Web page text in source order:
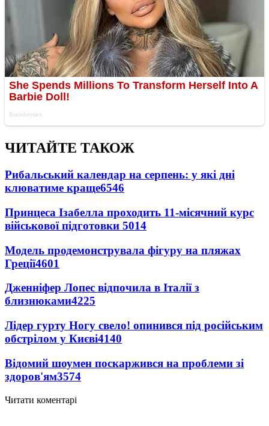
ЧИТАЙТЕ ТАКОЖ
Рибальський календар на серпень: у які дні
клюватиме краще6546
Принцеса Ізабелла проходить 11-місячний курс
військової підготовки 5014
Модель продемонструвала фігуру на пляжах
Греції4601
Дженніфер Лопес відпочила в Італії з
близнюками4225
Лідер гурту Ногу свело! опинився під російським
обстрілом у Києві4140
Відомий шоумен поскаржився на проблеми зі
здоров'ям3574
Читати коментарі